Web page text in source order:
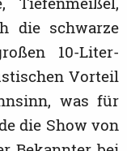
die schwarze
10-Liter-
Vorteil
was für
die Show von